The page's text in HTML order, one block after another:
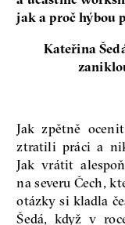
jak a proč hýbou
Kateřina
Jak zpětně
ztratili práci a
Jak vrátit
na severu Čech,
otázky si kladla
Šedá, když v